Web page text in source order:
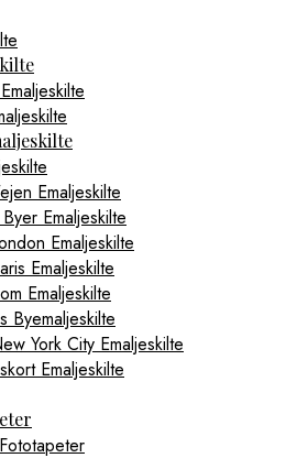
Emaljeskilte
Emaljeskilte
Emaljeskilte
Emaljeskilte
Emaljeskilte
Byemaljeskilte
York City Emaljeskilte
Emaljeskilte